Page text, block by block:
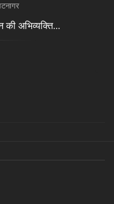
की अभिव्यक्ति...